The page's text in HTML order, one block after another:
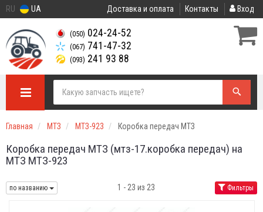
RU UA Доставка и оплата Контакты Вход
(050) 024-24-52
(067) 741-47-32
(093) 241 93 88
Главная МТЗ МТЗ-923 Коробка передач МТЗ
Коробка передач МТЗ (мтз-17.коробка передач) на
МТЗ МТЗ-923
по названию 1 - 23 из 23 Фильтры